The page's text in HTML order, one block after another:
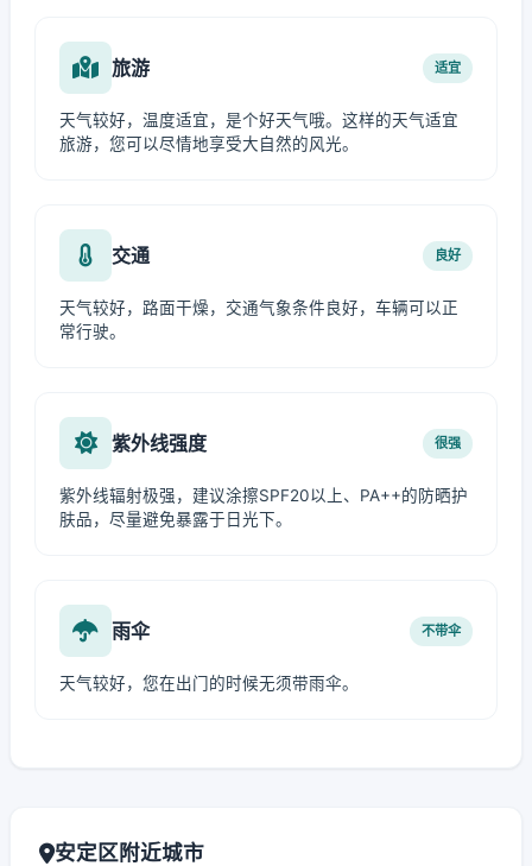
旅游 适宜
天气较好，温度适宜，是个好天气哦。这样的天气适宜
旅游，您可以尽情地享受大自然的风光。
交通 良好
天气较好，路面干燥，交通气象条件良好，车辆可以正
常行驶。
紫外线强度 很强
紫外线辐射极强，建议涂擦SPF20以上、PA++的防晒护
肤品，尽量避免暴露于日光下。
雨伞 不带伞
天气较好，您在出门的时候无须带雨伞。
安定区附近城市